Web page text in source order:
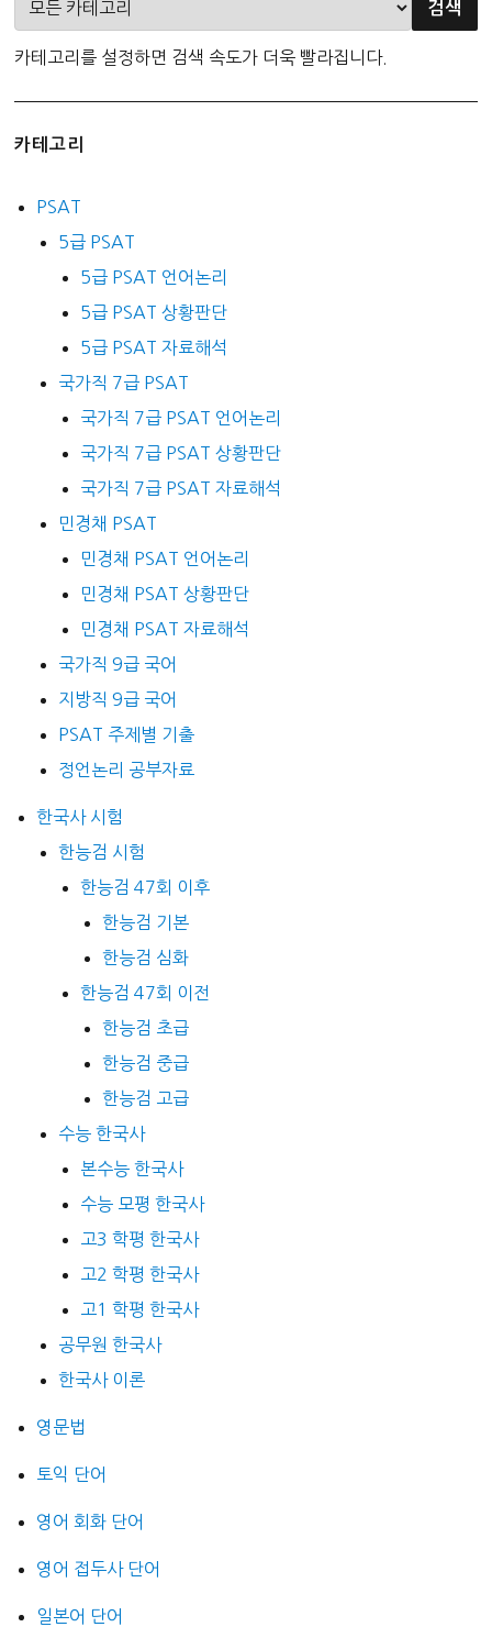
카테고리를 설정하면 검색 속도가 더욱 빨라집니다.
카테고리
PSAT
5급 PSAT
5급 PSAT 언어논리
5급 PSAT 상황판단
5급 PSAT 자료해석
국가직 7급 PSAT
국가직 7급 PSAT 언어논리
국가직 7급 PSAT 상황판단
국가직 7급 PSAT 자료해석
민경채 PSAT
민경채 PSAT 언어논리
민경채 PSAT 상황판단
민경채 PSAT 자료해석
국가직 9급 국어
지방직 9급 국어
PSAT 주제별 기출
정언논리 공부자료
한국사 시험
한능검 시험
한능검 47회 이후
한능검 기본
한능검 심화
한능검 47회 이전
한능검 초급
한능검 중급
한능검 고급
수능 한국사
본수능 한국사
수능 모평 한국사
고3 학평 한국사
고2 학평 한국사
고1 학평 한국사
공무원 한국사
한국사 이론
영문법
토익 단어
영어 회화 단어
영어 접두사 단어
일본어 단어